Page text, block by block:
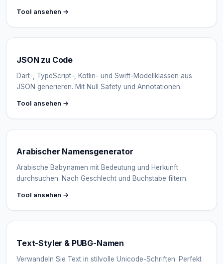
Tool ansehen →
JSON zu Code
Dart-, TypeScript-, Kotlin- und Swift-Modellklassen aus
JSON generieren. Mit Null Safety und Annotationen.
Tool ansehen →
Arabischer Namensgenerator
Arabische Babynamen mit Bedeutung und Herkunft
durchsuchen. Nach Geschlecht und Buchstabe filtern.
Tool ansehen →
Text-Styler & PUBG-Namen
Verwandeln Sie Text in stilvolle Unicode-Schriften. Perfekt